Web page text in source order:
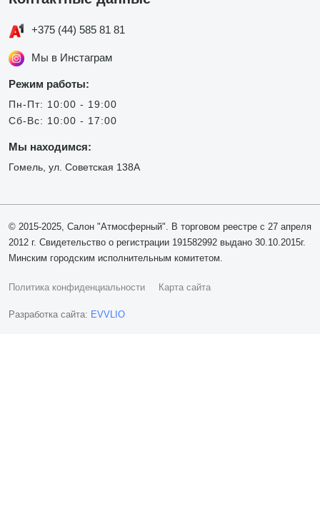
+375 (44) 585 81 81
Мы в Инстаграм
Режим работы:
Пн-Пт: 10:00 - 19:00
Сб-Вс: 10:00 - 17:00
Мы находимся:
Гомель, ул. Советская 138А
© 2015-2025, Салон "Атмосферный". В торговом реестре с 27 апреля
2012 г. Свидетельство о регистрации 191582992 выдано 30.10.2015г.
Минским городским исполнительным комитетом.
Политика конфиденциальности Карта сайта
Разработка сайта: EVVLIO